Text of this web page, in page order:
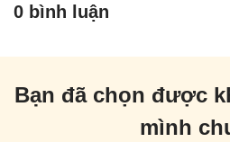
0 bình luận
Bạn đã chọn được
mình